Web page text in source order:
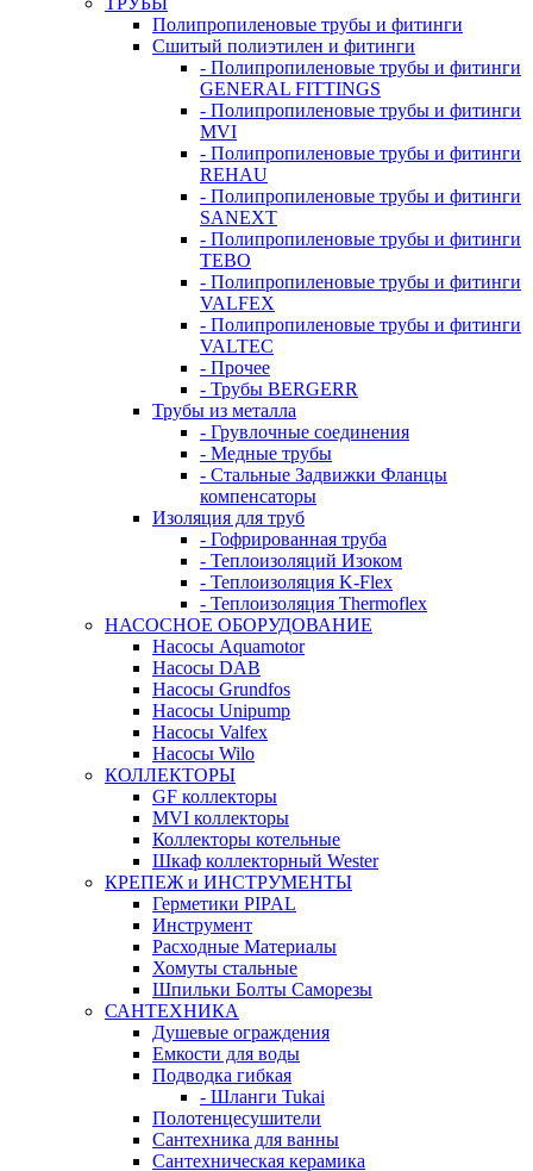
Полипропиленовые трубы и фитинги
Сшитый полиэтилен и фитинги
- Полипропиленовые трубы и фитинги
GENERAL FITTINGS
- Полипропиленовые трубы и фитинги
MVI
- Полипропиленовые трубы и фитинги
REHAU
- Полипропиленовые трубы и фитинги
SANEXT
- Полипропиленовые трубы и фитинги
TEBO
- Полипропиленовые трубы и фитинги
VALFEX
- Полипропиленовые трубы и фитинги
VALTEC
- Прочее
- Трубы BERGERR
Трубы из металла
- Грувлочные соединения
- Медные трубы
- Стальные Задвижки Фланцы
компенсаторы
Изоляция для труб
- Гофрированная труба
- Теплоизоляций Изоком
- Теплоизоляция K-Flex
- Теплоизоляция Thermoflex
НАСОСНОЕ ОБОРУДОВАНИЕ
Насосы Aquamotor
Насосы DAB
Насосы Grundfos
Насосы Unipump
Насосы Valfex
Насосы Wilo
КОЛЛЕКТОРЫ
GF коллекторы
MVI коллекторы
Коллекторы котельные
Шкаф коллекторный Wester
КРЕПЕЖ и ИНСТРУМЕНТЫ
Герметики PIPAL
Инструмент
Расходные Материалы
Хомуты стальные
Шпильки Болты Саморезы
САНТЕХНИКА
Душевые ограждения
Емкости для воды
Подводка гибкая
- Шланги Tukai
Полотенцесушители
Сантехника для ванны
Сантехническая керамика